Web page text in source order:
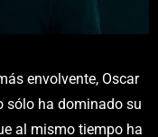
envolvente, Oscar
sólo ha dominado su
al mismo tiempo ha